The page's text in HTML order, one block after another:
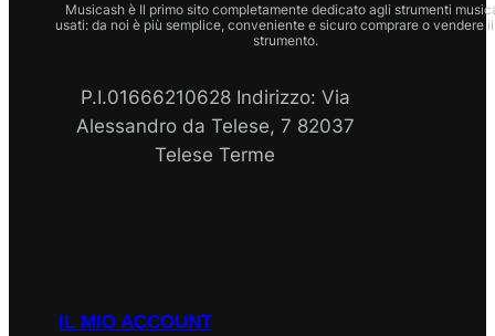
Musicash è Il primo sito completamente dedicato agli strumenti
usati: da noi è più semplice, conveniente e sicuro comprare o vendere
strumento.
P.I.01666210628 Indirizzo: Via
Alessandro da Telese, 7 82037
Telese Terme
IL MIO ACCOUNT